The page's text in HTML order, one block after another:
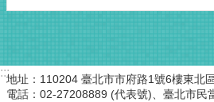
:::地址：110204 臺北市市府路1號6樓東北
電話：02-27208889 (代表號)、臺北市民